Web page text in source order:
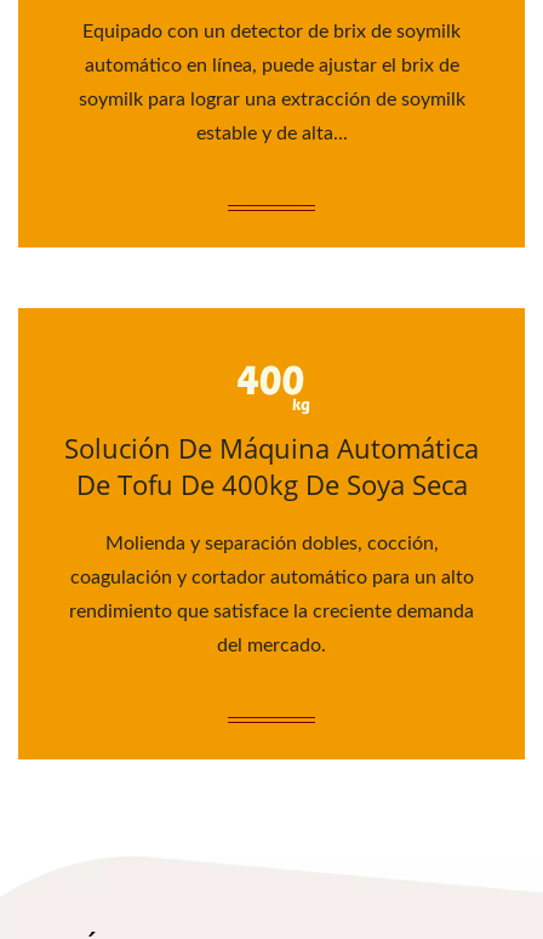
Equipado con un detector de brix de soymilk
automático en línea, puede ajustar el brix de
soymilk para lograr una extracción de soymilk
estable y de alta...
Solución De Máquina Automática
De Tofu De 400kg De Soya Seca
Molienda y separación dobles, cocción,
coagulación y cortador automático para un alto
rendimiento que satisface la creciente demanda
del mercado.